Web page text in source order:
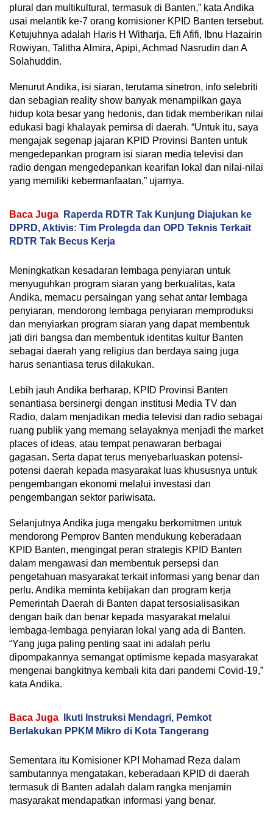
plural dan multikultural, termasuk di Banten,” kata Andika
usai melantik ke-7 orang komisioner KPID Banten tersebut.
Ketujuhnya adalah Haris H Witharja, Efi Afifi, Ibnu Hazairin
Rowiyan, Talitha Almira, Apipi, Achmad Nasrudin dan A
Solahuddin.
Menurut Andika, isi siaran, terutama sinetron, info selebriti
dan sebagian reality show banyak menampilkan gaya
hidup kota besar yang hedonis, dan tidak memberikan nilai
edukasi bagi khalayak pemirsa di daerah. “Untuk itu, saya
mengajak segenap jajaran KPID Provinsi Banten untuk
mengedepankan program isi siaran media televisi dan
radio dengan mengedepankan kearifan lokal dan nilai-nilai
yang memiliki kebermanfaatan,” ujarnya.
Baca Juga
Raperda RDTR Tak Kunjung Diajukan ke
DPRD, Aktivis: Tim Prolegda dan OPD Teknis Terkait
RDTR Tak Becus Kerja
Meningkatkan kesadaran lembaga penyiaran untuk
menyuguhkan program siaran yang berkualitas, kata
Andika, memacu persaingan yang sehat antar lembaga
penyiaran, mendorong lembaga penyiaran memproduksi
dan menyiarkan program siaran yang dapat membentuk
jati diri bangsa dan membentuk identitas kultur Banten
sebagai daerah yang religius dan berdaya saing juga
harus senantiasa terus dilakukan.
Lebih jauh Andika berharap, KPID Provinsi Banten
senantiasa bersinergi dengan institusi Media TV dan
Radio, dalam menjadikan media televisi dan radio sebagai
ruang publik yang memang selayaknya menjadi the market
places of ideas, atau tempat penawaran berbagai
gagasan. Serta dapat terus menyebarluaskan potensi-
potensi daerah kepada masyarakat luas khususnya untuk
pengembangan ekonomi melalui investasi dan
pengembangan sektor pariwisata.
Selanjutnya Andika juga mengaku berkomitmen untuk
mendorong Pemprov Banten mendukung keberadaan
KPID Banten, mengingat peran strategis KPID Banten
dalam mengawasi dan membentuk persepsi dan
pengetahuan masyarakat terkait informasi yang benar dan
perlu. Andika meminta kebijakan dan program kerja
Pemerintah Daerah di Banten dapat tersosialisasikan
dengan baik dan benar kepada masyarakat melalui
lembaga-lembaga penyiaran lokal yang ada di Banten.
“Yang juga paling penting saat ini adalah perlu
dipompakannya semangat optimisme kepada masyarakat
mengenai bangkitnya kembali kita dari pandemi Covid-19,”
kata Andika.
Baca Juga
Ikuti Instruksi Mendagri, Pemkot
Berlakukan PPKM Mikro di Kota Tangerang
Sementara itu Komisioner KPI Mohamad Reza dalam
sambutannya mengatakan, keberadaan KPID di daerah
termasuk di Banten adalah dalam rangka menjamin
masyarakat mendapatkan informasi yang benar.